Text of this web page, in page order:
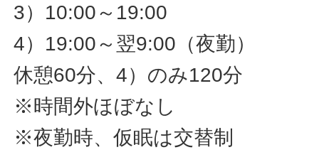
3）10:00～19:00
4）19:00～翌9:00（夜勤）
休憩60分、4）のみ120分
※時間外ほぼなし
※夜勤時、仮眠は交替制